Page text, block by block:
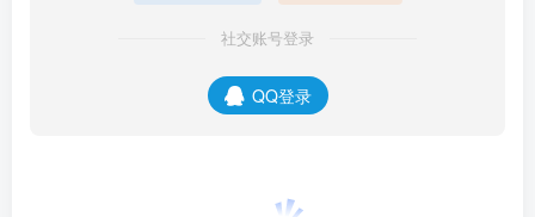
社交账号登录
QQ登录